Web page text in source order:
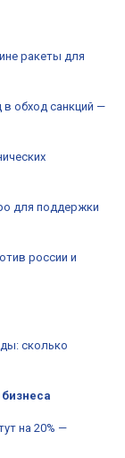
ракеты для
обход санкций —
для поддержки
россии и
сколько
на 20% —